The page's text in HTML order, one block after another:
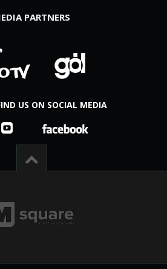
PARTNERS
US ON SOCIAL MEDIA